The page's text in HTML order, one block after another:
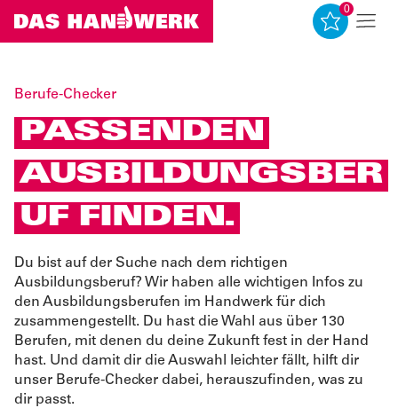
0
Berufe-Checker
PASSENDEN
AUSBILDUNGSBER
UF FINDEN.
Du bist auf der Suche nach dem richtigen
Ausbildungsberuf? Wir haben alle wichtigen Infos zu
den Ausbildungsberufen im Handwerk für dich
zusammengestellt. Du hast die Wahl aus über 130
Berufen, mit denen du deine Zukunft fest in der Hand
hast. Und damit dir die Auswahl leichter fällt, hilft dir
unser Berufe-Checker dabei, herauszufinden, was zu
dir passt.